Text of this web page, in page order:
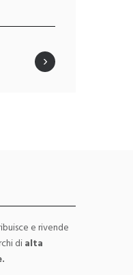
›
e rivende
dialta